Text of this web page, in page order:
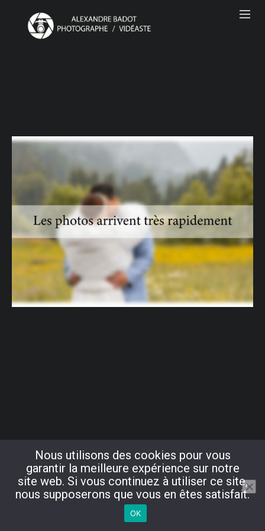
Copyright © 2024 Alexandre Badot. Tous droits réservés.
Nous utilisons des cookies pour vous
garantir la meilleure expérience sur notre
site web. Si vous continuez à utiliser ce site,
nous supposerons que vous en êtes satisfait.
OK